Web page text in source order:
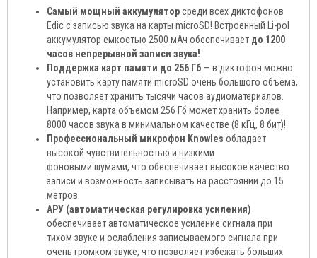
Самый мощный аккумуляторсреди всех диктофонов
Edic с записью звука на карты microSD! Встроенный Li-pol
аккумулятор емкостью 2500 мАч обеспечивает до 1200
часов непрерывной записи звука!
Поддержка карт памяти до 256 Гб — в диктофон можно
установить карту памяти microSD очень большого объема,
что позволяет хранить тысячи часов аудиоматериалов.
Например, карта объемом 256 Гб может хранить более
8000 часов звука в минимальном качестве (8 кГц, 8 бит)!
Профессиональный микрофон Knowles обладает
высокой чувствительностью и низкими
фоновыми шумами, что обеспечивает высокое качество
записи и возможность записывать на расстоянии до 15
метров.
АРУ (автоматическая регулировка усиления)
обеспечивает автоматическое усиление сигнала при
тихом звуке и ослабления записываемого сигнала при
очень громком звуке, что позволяет избежать больших